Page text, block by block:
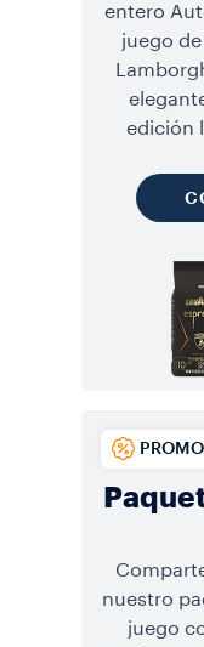
entero
juego
edición
nuestro
juego